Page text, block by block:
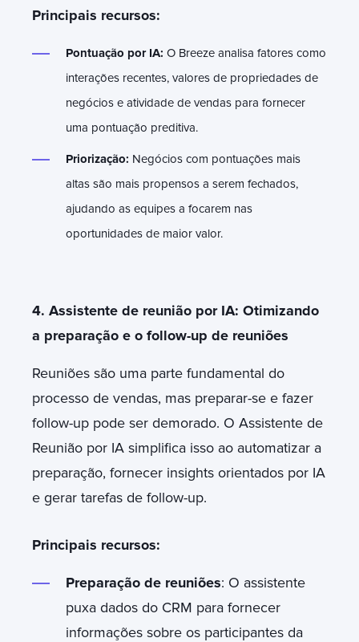
Principais recursos:
Pontuação por IA: O Breeze analisa fatores como
interações recentes, valores de propriedades de
negócios e atividade de vendas para fornecer
uma pontuação preditiva.
Priorização: Negócios com pontuações mais
altas são mais propensos a serem fechados,
ajudando as equipes a focarem nas
oportunidades de maior valor.
4. Assistente de reunião por IA: Otimizando
a preparação e o follow-up de reuniões
Reuniões são uma parte fundamental do
processo de vendas, mas preparar-se e fazer
follow-up pode ser demorado. O Assistente de
Reunião por IA simplifica isso ao automatizar a
preparação, fornecer insights orientados por IA
e gerar tarefas de follow-up.
Principais recursos:
Preparação de reuniões: O assistente
puxa dados do CRM para fornecer
informações sobre os participantes da